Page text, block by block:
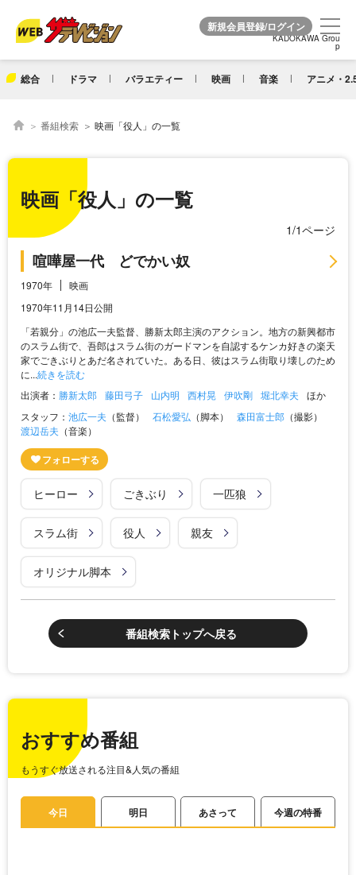
KADOKAWA Grou
p
総合 ドラマ バラエティー 映画 音楽 アニメ・
KADOKAWA Grou
p
番組検索 映画「役人」の一覧
映画「役人」の一覧
1/1ページ
喧嘩屋一代 どでかい奴
1970年
映画
1970年11月14日公開
「若親分」の池広一夫監督、勝新太郎主演のアクション。地方の新興都市
のスラム街で、吾郎はスラム街のガードマンを自認するケンカ好きの楽天
家でごきぶりとあだ名されていた。ある日、彼はスラム街取り壊しのため
に...続きを読む
出演者： 勝新太郎 藤田弓子 山内明 西村晃 伊吹剛 堀北幸夫
ほか
スタッフ： 池広一夫 （監督） 石松愛弘 （脚本） 森田富士郎 （撮影）
渡辺岳夫 （音楽）
ヒーロー ごきぶり 一匹狼
スラム街 役人 親友
オリジナル脚本
番組検索トップへ戻る
おすすめ番組
もうすぐ放送される注目&人気の番組
今日 明日 あさって 今週の特番